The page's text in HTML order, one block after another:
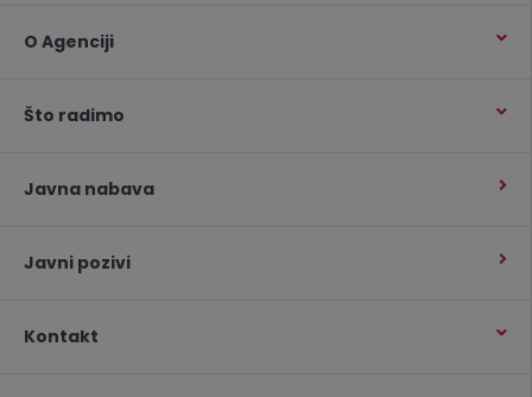
O Agenciji
Što radimo
Javna nabava
Javni pozivi
Kontakt